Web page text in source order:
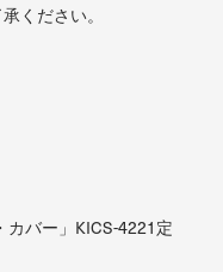
ください。
バー」KICS-4221定